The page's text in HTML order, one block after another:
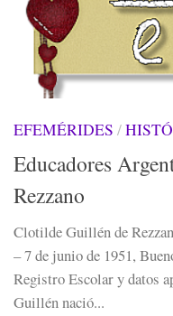
EFEMÉRIDES /
Educadores
Rezzano
Clotilde Guillén de
– 7 de junio de 1951,
Registro Escolar y datos
Guillén nació...